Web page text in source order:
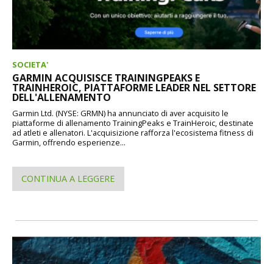
SOCIETA'
GARMIN ACQUISISCE TRAININGPEAKS E
TRAINHEROIC, PIATTAFORME LEADER NEL SETTORE
DELL'ALLENAMENTO
Garmin Ltd. (NYSE: GRMN) ha annunciato di aver acquisito le
piattaforme di allenamento TrainingPeaks e TrainHeroic, destinate
ad atleti e allenatori. L'acquisizione rafforza l'ecosistema fitness di
Garmin, offrendo esperienze...
CONTINUA A LEGGERE